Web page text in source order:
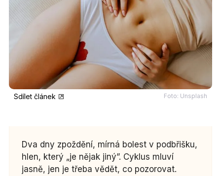
Sdílet článek Foto: Unsplash
Dva dny zpoždění, mírná bolest v podbřišku,
hlen, který „je nějak jiný”. Cyklus mluví
jasně, jen je třeba vědět, co pozorovat.